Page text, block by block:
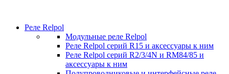
Реле Relpol
Модульные реле Relpol
Реле Relpol серий R15 и аксессуары к ним
Реле Relpol серий R2/3/4N и RM84/85 и
аксессуары к ним